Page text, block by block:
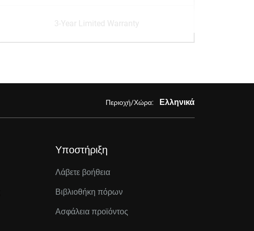
3-Year Limited Warranty
Περιοχή/Χώρα: Ελληνικά
Υποστήριξη
Λάβετε βοήθεια
Βιβλιοθήκη πόρων
Ασφάλεια προϊόντος